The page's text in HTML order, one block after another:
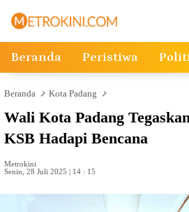
Beranda Peristiwa
Beranda Kota Padang
Wali Kota Padang
KSB Hadapi Bencana
Metrokini
Senin, 28 Juli 2025 | 14 : 15